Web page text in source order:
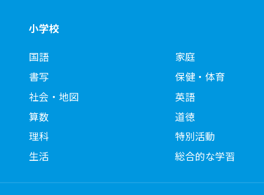
小学校
国語
書写
社会・地図
算数
理科
生活
家庭
保健・体育
英語
道徳
特別活動
総合的な学習